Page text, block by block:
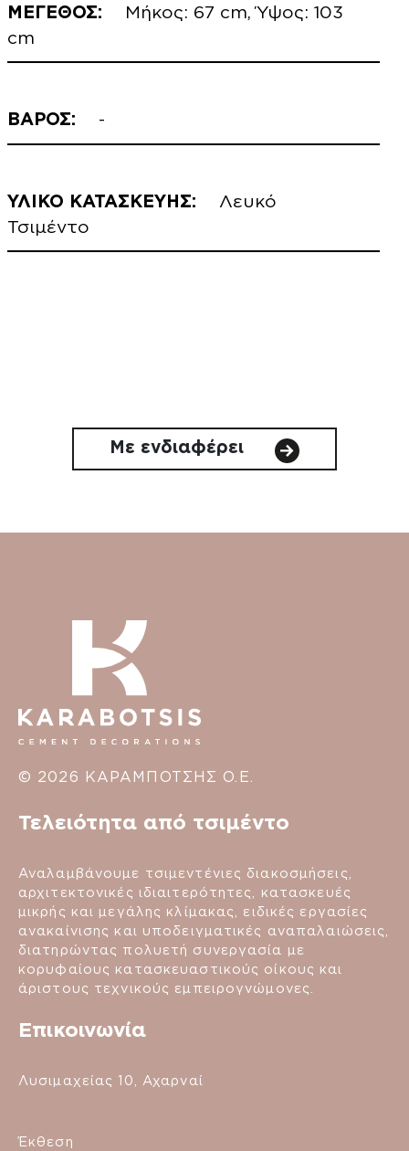
ΜΕΓΕΘΟΣ:
Μήκος: 67 cm, Ύψος: 103
cm
ΒΑΡΟΣ: -
ΥΛΙΚΟ ΚΑΤΑΣΚΕΥΗΣ:
Λευκό
Τσιμέντο
Με ενδιαφέρει
© 2026 ΚΑΡΑΜΠΟΤΣΗΣ Ο.Ε.
Τελειότητα από τσιμέντο
Αναλαμβάνουμε τσιμεντένιες διακοσμήσεις,
αρχιτεκτονικές ιδιαιτερότητες, κατασκευές
μικρής και μεγάλης κλίμακας, ειδικές εργασίες
ανακαίνισης και υποδειγματικές αναπαλαιώσεις,
διατηρώντας πολυετή συνεργασία με
κορυφαίους κατασκευαστικούς οίκους και
άριστους τεχνικούς εμπειρογνώμονες.
Επικοινωνία
Λυσιμαχείας 10, Αχαρναί
Έκθεση